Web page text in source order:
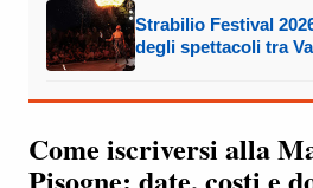
Strabilio Festival
degli spettacoli tra
Come iscriversi alla